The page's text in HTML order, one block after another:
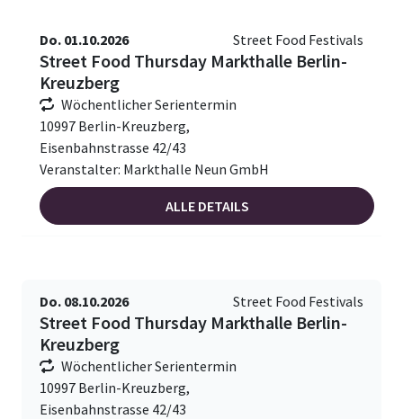
Do. 01.10.2026 Street Food Festivals
Street Food Thursday Markthalle Berlin-
Kreuzberg
Wöchentlicher Serientermin
10997 Berlin-Kreuzberg,
Eisenbahnstrasse 42/43
Veranstalter: Markthalle Neun GmbH
ALLE DETAILS
Do. 08.10.2026 Street Food Festivals
Street Food Thursday Markthalle Berlin-
Kreuzberg
Wöchentlicher Serientermin
10997 Berlin-Kreuzberg,
Eisenbahnstrasse 42/43